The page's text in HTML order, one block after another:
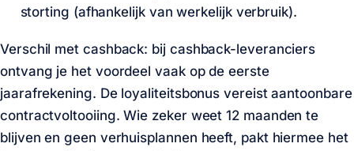
storting (afhankelijk van werkelijk verbruik).
Verschil met cashback: bij cashback-leveranciers
ontvang je het voordeel vaak op de eerste
jaarafrekening. De loyaliteitsbonus vereist aantoonbare
contractvoltooiing. Wie zeker weet 12 maanden te
blijven en geen verhuisplannen heeft, pakt hiermee het